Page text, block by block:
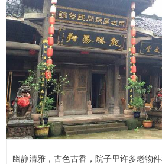
幽静清雅，古色古香，院子里许多老物